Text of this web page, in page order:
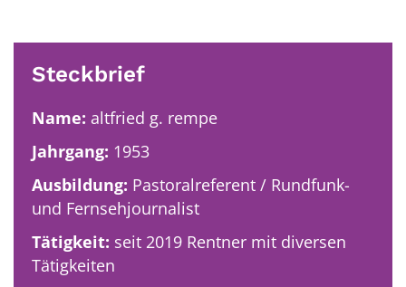
Steckbrief
Name: altfried g. rempe
Jahrgang: 1953
Ausbildung: Pastoralreferent / Rundfunk-
und Fernsehjournalist
Tätigkeit: seit 2019 Rentner mit diversen
Tätigkeiten